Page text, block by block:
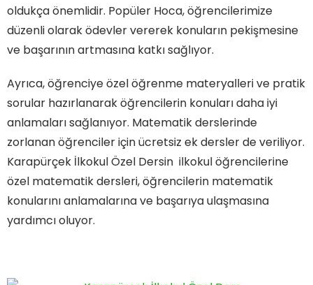
oldukça önemlidir. Popüler Hoca, öğrencilerimize
düzenli olarak ödevler vererek konuların pekişmesine
ve başarının artmasına katkı sağlıyor.
Ayrıca, öğrenciye özel öğrenme materyalleri ve pratik
sorular hazırlanarak öğrencilerin konuları daha iyi
anlamaları sağlanıyor. Matematik derslerinde
zorlanan öğrenciler için ücretsiz ek dersler de veriliyor.
Karapürçek İlkokul Özel Dersin ilkokul öğrencilerine
özel matematik dersleri, öğrencilerin matematik
konularını anlamalarına ve başarıya ulaşmasına
yardımcı oluyor.